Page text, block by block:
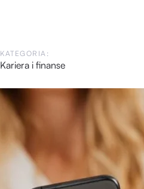
KATEGORIA:
Kariera i finanse